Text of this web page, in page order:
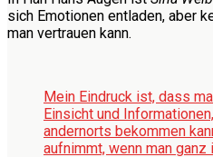
sich Emotionen entladen, aber
man vertrauen kann.
Mein Eindruck ist, dass
Einsicht und
andernorts bekommen
aufnimmt, wenn man ganz